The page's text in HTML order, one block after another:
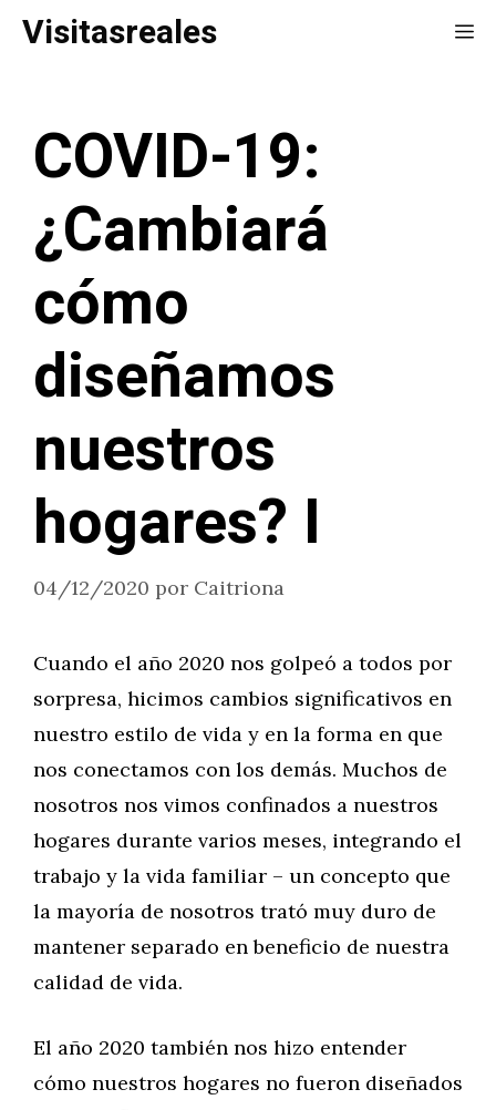
Saltar
Visitasreales
COVID-19:
¿Cambiará
cómo
diseñamos
nuestros
hogares? I
04/12/2020 por Caitriona
Cuando el año 2020 nos golpeó a todos por
sorpresa, hicimos cambios significativos en
nuestro estilo de vida y en la forma en que
nos conectamos con los demás. Muchos de
nosotros nos vimos confinados a nuestros
hogares durante varios meses, integrando el
trabajo y la vida familiar – un concepto que
la mayoría de nosotros trató muy duro de
mantener separado en beneficio de nuestra
calidad de vida.
El año 2020 también nos hizo entender
cómo nuestros hogares no fueron diseñados